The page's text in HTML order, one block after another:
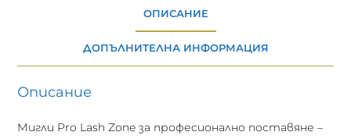
ОПИСАНИЕ
ДОПЪЛНИТЕЛНА ИНФОРМАЦИЯ
Описание
Мигли Pro Lash Zone за професионално поставяне –